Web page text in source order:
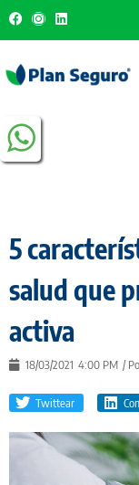
5
salud que
activa
18/03/2021 4:00 PM /
Twittear